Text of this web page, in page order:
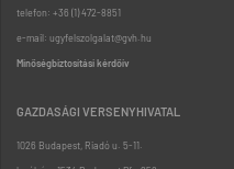
telefon: +36 (1) 472-8851
e-mail: ugyfelszolgalat@gvh.hu
Minőségbiztosítási kérdőív
GAZDASÁGI VERSENYHIVATAL
1026 Budapest, Riadó u. 5-11.